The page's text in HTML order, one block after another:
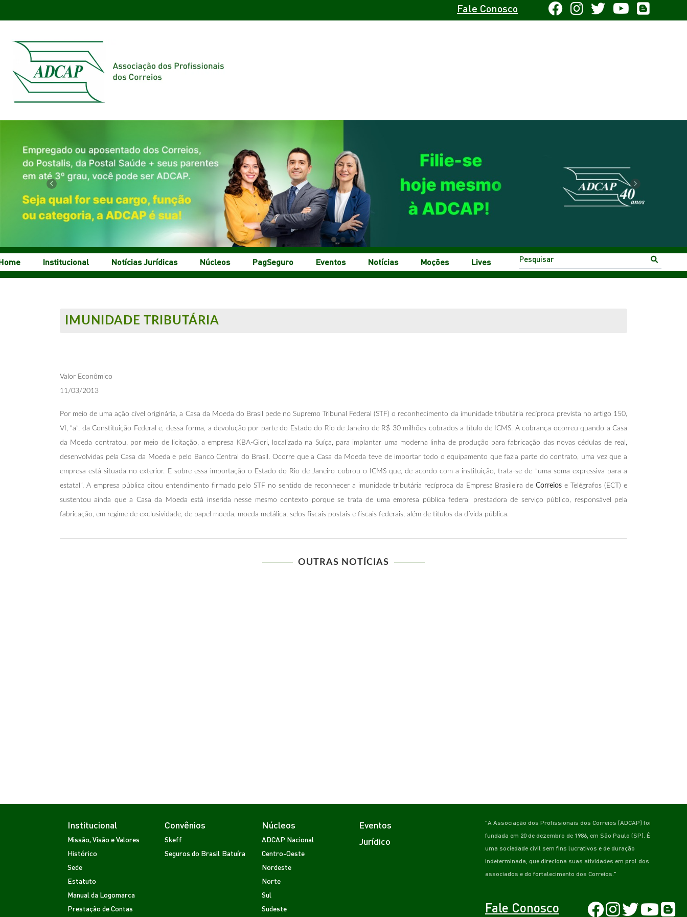
Fale Conosco
Previous Next
Institucional Notícias Jurídicas Núcleos PagSeguro Eventos Notícias Moções Lives
IMUNIDADE TRIBUTÁRIA
Valor Econômico
11/03/2013
Por meio de uma ação cível originária, a Casa da Moeda do Brasil pede no Supremo Tribunal Federal (STF) o reconhecimento da imunidade tributária recíproca prevista no artigo 150,
VI, “a”, da Constituição Federal e, dessa forma, a devolução por parte do Estado do Rio de Janeiro de R$ 30 milhões cobrados a título de ICMS. A cobrança ocorreu quando a Casa
da Moeda contratou, por meio de licitação, a empresa KBA-Giori, localizada na Suíça, para implantar uma moderna linha de produção para fabricação das novas cédulas de real,
desenvolvidas pela Casa da Moeda e pelo Banco Central do Brasil. Ocorre que a Casa da Moeda teve de importar todo o equipamento que fazia parte do contrato, uma vez que a
empresa está situada no exterior. E sobre essa importação o Estado do Rio de Janeiro cobrou o ICMS que, de acordo com a instituição, trata-se de “uma soma expressiva para a
estatal”. A empresa pública citou entendimento firmado pelo STF no sentido de reconhecer a imunidade tributária recíproca da Empresa Brasileira deCorreios e Telégrafos (ECT) e
sustentou ainda que a Casa da Moeda está inserida nesse mesmo contexto porque se trata de uma empresa pública federal prestadora de serviço público, responsável pela
fabricação, em regime de exclusividade, de papel moeda, moeda metálica, selos fiscais postais e fiscais federais, além de títulos da dívida pública.
OUTRAS NOTÍCIAS
Institucional
Missão, Visão e Valores
Histórico
Sede
Estatuto
Manual da Logomarca
Prestação de Contas
Convênios
Skeff
Seguros do Brasil Batuíra
Núcleos
ADCAP Nacional
Centro-Oeste
Nordeste
Norte
Sul
Sudeste
Eventos
Jurídico
"A Associação dos Profissionais dos Correios (ADCAP) foi
fundada em 20 de dezembro de 1986, em São Paulo (SP). É
uma sociedade civil sem fins lucrativos e de duração
indeterminada, que direciona suas atividades em prol dos
associados e do fortalecimento dos Correios."
Fale Conosco